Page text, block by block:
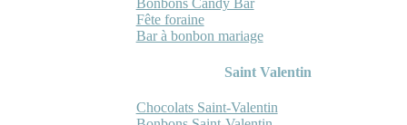
Bonbons Candy Bar
Fête foraine
Bar à bonbon mariage
Saint Valentin
Chocolats Saint-Valentin